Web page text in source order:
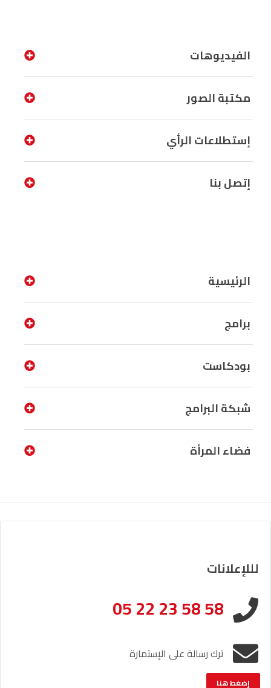
الفيديوهات
مكتبة الصور
إستطلاعات الرأي
إتصل بنا
الرئيسية
برامج
بودكاست
شبكة البرامج
فضاء المرأة
لللإعلانات
05 22 23 58 58
ترك رسالة على الإستمارة
إضغط هنا